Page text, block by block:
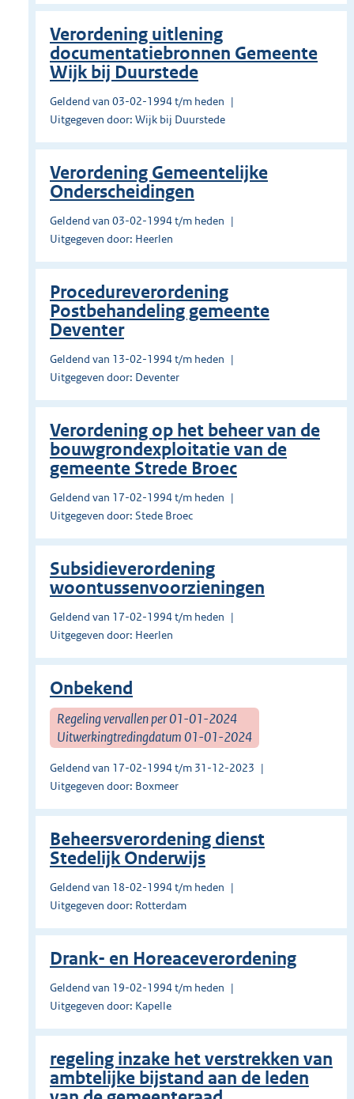
Verordening uitlening
documentatiebronnen Gemeente
Wijk bij Duurstede
Geldend van 03-02-1994 t/m heden
Uitgegeven door: Wijk bij Duurstede
Verordening Gemeentelijke
Onderscheidingen
Geldend van 03-02-1994 t/m heden
Uitgegeven door: Heerlen
Procedureverordening
Postbehandeling gemeente
Deventer
Geldend van 13-02-1994 t/m heden
Uitgegeven door: Deventer
Verordening op het beheer van de
bouwgrondexploitatie van de
gemeente Strede Broec
Geldend van 17-02-1994 t/m heden
Uitgegeven door: Stede Broec
Subsi­die­ver­ordening
woontussenvoorzie­ningen
Geldend van 17-02-1994 t/m heden
Uitgegeven door: Heerlen
Onbekend
Regeling vervallen per 01-01-2024
Uitwerkingtredingdatum 01-01-2024
Geldend van 17-02-1994 t/m 31-12-2023
Uitgegeven door: Boxmeer
Beheersverordening dienst
Stedelijk Onderwijs
Geldend van 18-02-1994 t/m heden
Uitgegeven door: Rotterdam
Drank- en Horeaceverordening
Geldend van 19-02-1994 t/m heden
Uitgegeven door: Kapelle
regeling inzake het verstrekken van
ambtelijke bijstand aan de leden